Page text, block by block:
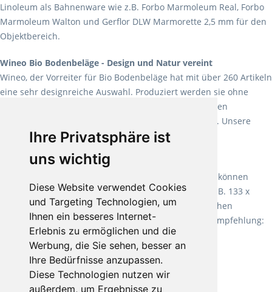
Ihre Privatsphäre ist
uns wichtig
Diese Website verwendet Cookies
und Targeting Technologien, um
Ihnen ein besseres Internet-
Erlebnis zu ermöglichen und die
Werbung, die Sie sehen, besser an
Ihre Bedürfnisse anzupassen.
Diese Technologien nutzen wir
außerdem, um Ergebnisse zu
Linoleum als Bahnenware wie z.B. Forbo Marmoleum Real, Forbo
Marmoleum Walton und Gerflor DLW Marmorette 2,5 mm für den
Objektbereich.
Wineo Bio Bodenbeläge - Design und Natur vereint
Wineo, der Vorreiter für Bio Bodenbeläge hat mit über 260 Artikeln
eine sehr designreiche Auswahl. Produziert werden sie ohne
Weichmacher und Lösungsmittel. Mit allen verfügbaren
Verlegearten ist er für jegliche Bauvorhaben attraktiv. Unsere
Empfehlung:Wineo 1000 Multi Layer XXL.
Teppiche für ein angenehmes Laufgefühl
machen es schon lange vor. Sie können
Teppich in Ihrem gewünschten Sondermaß kaufen, z.B. 133 x
60cm. Vor allem in Schlafzimmern aufgrund der weichen
Oberfläche ein sehr beliebter Zusatzboden. Unsere Empfehlung:
Fletco Fluffy und Fletco Hermelin